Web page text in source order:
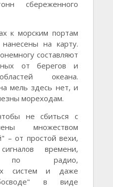
сбереженного
к морским портам
на карту.
составляют
от берегов и
океана.
мель здесь нет, и
мореходам.
не сбиться с
множеством
– от простой вехи,
времени,
по радио,
систем и даже
в виде